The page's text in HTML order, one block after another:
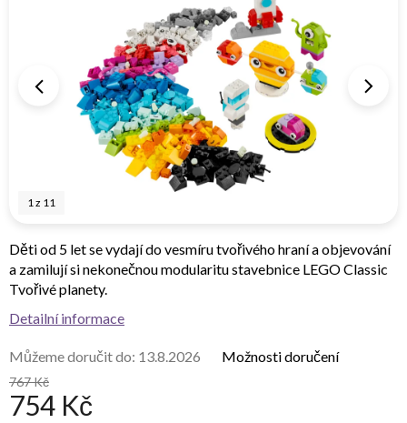
1z 11
767 Kč
754 Kč
Můžeme doručit do: 13.8.2026 Možnosti doručení
Děti od 5 let se vydají do vesmíru tvořivého hraní a objevování
a zamilují si nekonečnou modularitu stavebnice LEGO Classic
Tvořivé planety.
Detailní informace